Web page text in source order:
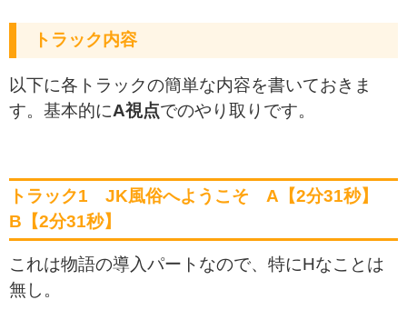
トラック内容
以下に各トラックの簡単な内容を書いておきま
す。基本的にA視点でのやり取りです。
トラック1 JK風俗へようこそ A【2分31秒】
B【2分31秒】
これは物語の導入パートなので、特にHなことは
無し。